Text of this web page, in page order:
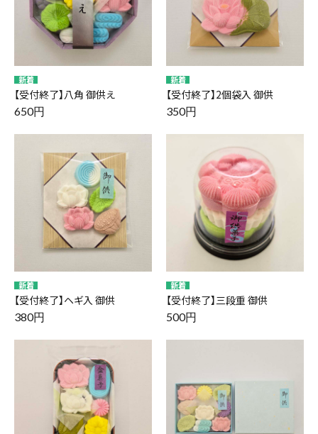
【受付終了】八角 御供え
650円
【受付終了】2個袋入 御供
350円
【受付終了】ヘギ入 御供
380円
【受付終了】三段重 御供
500円